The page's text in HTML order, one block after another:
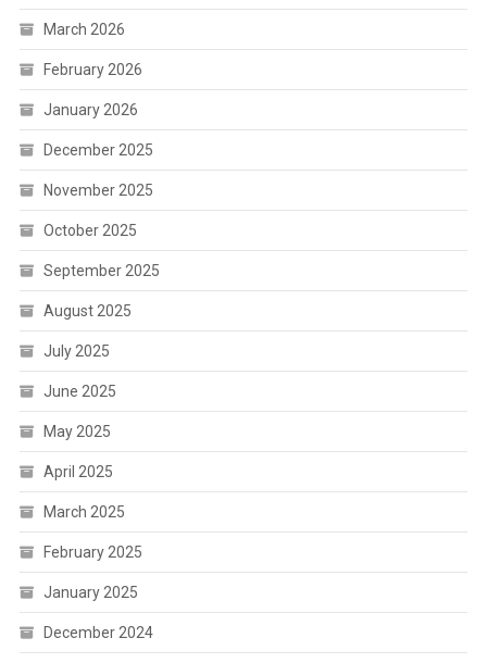
March 2026
February 2026
January 2026
December 2025
November 2025
October 2025
September 2025
August 2025
July 2025
June 2025
May 2025
April 2025
March 2025
February 2025
January 2025
December 2024